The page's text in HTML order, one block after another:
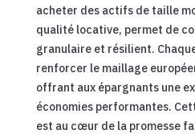
acheter des actifs de taille
qualité locative, permet de
granulaire et résilient.
renforcer le maillage
offrant aux épargnants une
économies performantes.
est au cœur de la promesse